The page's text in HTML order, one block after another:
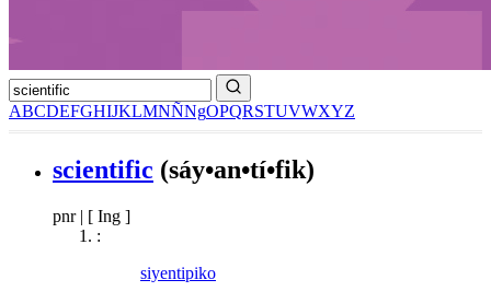
ABCDEFGHIJKLMNÑNgOPQRSTUVWXYZ
scientific (sáy•an•tí•fik)
pnr | [ Ing ]
:
siyentipiko